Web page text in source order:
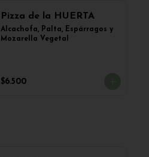
Pizza de la HUERTA
Alcachofa, Palta, Espárragos y
Mozarella Vegetal
$6.500